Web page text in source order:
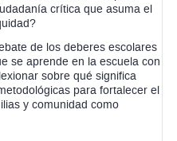
crítica que asuma el
de los deberes escolares
se aprende en la escuela con
sobre qué significa
para fortalecer el
y comunidad como